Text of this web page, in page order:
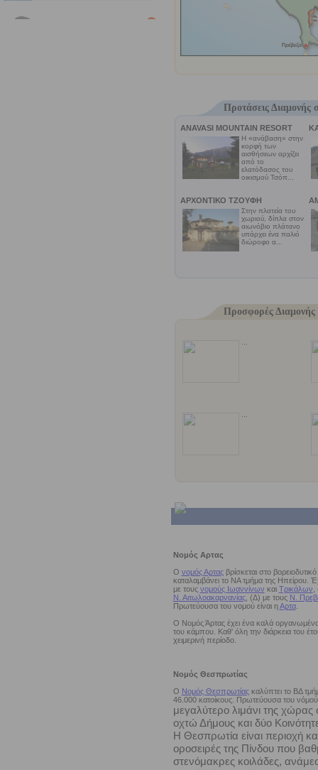
Προτάσεις Διαμονής
ANAVASI MOUNTAIN RESORT
Η «ανάβαση» στην
κορφή των
αισθήσεων αρχίζει
από το
ελατόδασος του
οικισμού Τσόπ...
ΑΡΧΟΝΤΙΚΟ ΤΖΟΥΦΗ
Στην πλατεία του
χωριού, δίπλα στον
αιωνόβιο πλάτανο
υπάρχει ένα παλιό
διώροφο α...
Προσφορές Διαμονής
Νομός Αρτας
Ο νομός Αρταςβρίσκεται στο
καταλαμβάνει το ΝΑ τμήμα της Ηπείρου.
με τους νομούς Ιωαννίνων και Τρικάλων
Ν. Αιτωλοακαρνανίας, (Δ) με τους Ν.
Πρωτεύουσα του νομού είναι ηΑρτα.
Ο Νομός Άρτας έχει ένα καλά οργανωμένο
του κάμπου. Καθ' όλη την διάρκεια του
χειμερινή περίοδο.
Νομός Θεσπρωτίας
Ο Νομός Θεσπρωτίαςκαλύπτει το ΒΔ
46.000 κατοίκους. Πρωτεύουσα του νόμού
μεγαλύτερο λιμάνι της
οχτώ Δήμους και δύο
Η Θεσπρωτία είναι περιοχή
οροσειρές της Πίνδου που
στενόμακρες κοιλάδες,